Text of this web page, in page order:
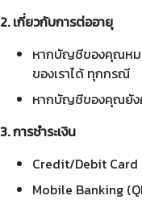
2. เกี่ยวกับการต่ออายุ
หากบัญชีของคุณหมด
ของเราได้ ทุกกรณี
หากบัญชีของคุณยังค
3. การชำระเงิน
Credit/Debit Card
Mobile Banking